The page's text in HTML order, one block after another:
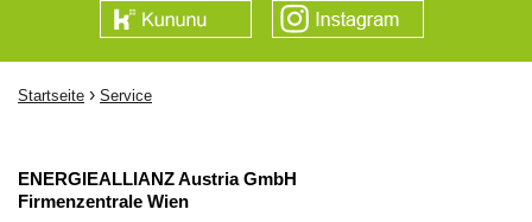
Startseite › Service
ENERGIEALLIANZ Austria GmbH
Firmenzentrale Wien